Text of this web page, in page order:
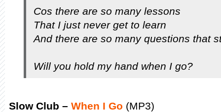
Cos there are so many lessons
That I just never get to learn
And there are so many questions that
Will you hold my hand when I go?
Slow Club – When I Go (MP3)